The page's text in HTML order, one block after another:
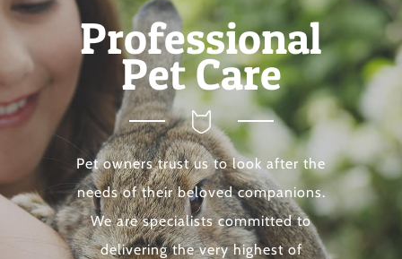
Professional
Pet Care
Pet owners trust us to look after the
needs of their beloved companions.
We are specialists committed to
delivering the very highest of